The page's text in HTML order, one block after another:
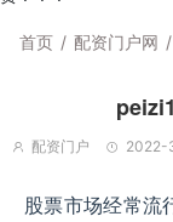
首页 / 配资门户网 /
配资门户 2022-
股票市场经常流